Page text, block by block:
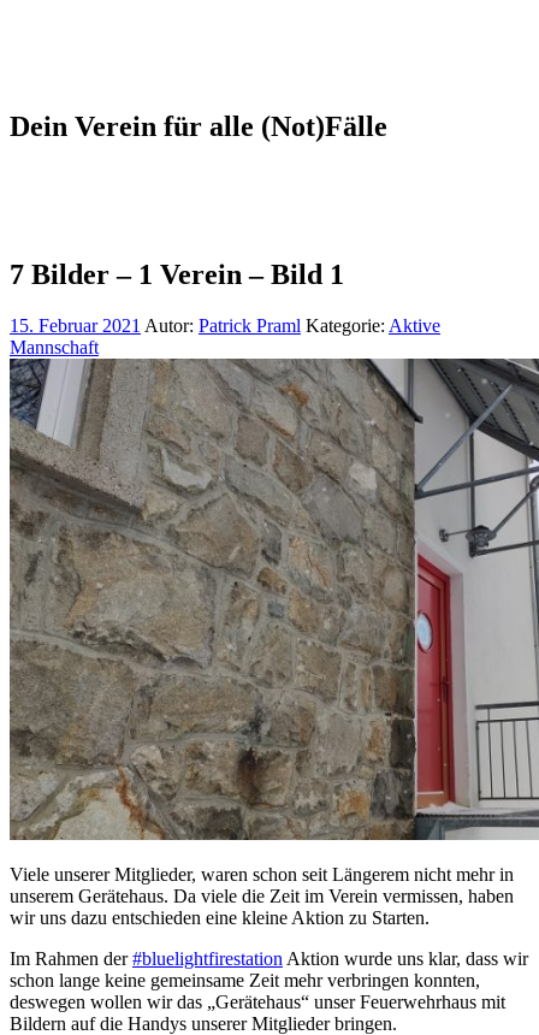
Dein Verein für alle (Not)Fälle
7 Bilder – 1 Verein – Bild 1
15. Februar 2021 Autor: Patrick Praml Kategorie: Aktive
Mannschaft
Viele unserer Mitglieder, waren schon seit Längerem nicht mehr in
unserem Gerätehaus. Da viele die Zeit im Verein vermissen, haben
wir uns dazu entschieden eine kleine Aktion zu Starten.
Im Rahmen der#bluelightfirestation Aktion wurde uns klar, dass wir
schon lange keine gemeinsame Zeit mehr verbringen konnten,
deswegen wollen wir das „Gerätehaus“ unser Feuerwehrhaus mit
Bildern auf die Handys unserer Mitglieder bringen.